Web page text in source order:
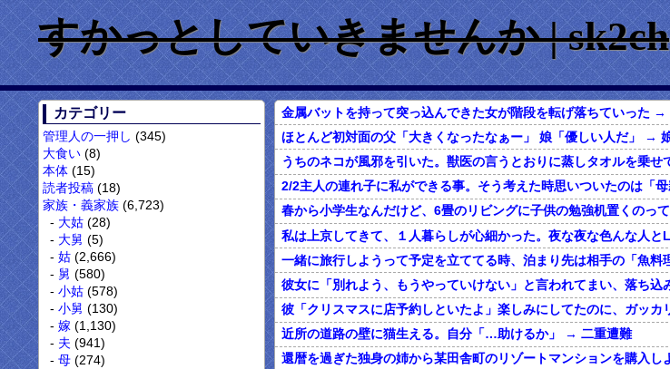
すかっとしていきませんか | sk2ch
カテゴリー
管理人の一押し (345)
大食い (8)
本体 (15)
読者投稿 (18)
家族・義家族 (6,723)
大姑(28)
大舅 (5)
姑(2,666)
舅 (580)
小姑(578)
小舅 (130)
嫁(1,130)
夫 (941)
母(274)
金属バットを持って突っ込んできた女が階段を転げ落ちていった →
近所の道路の壁に猫生える。自分「…助けるか」 → 二重遭難